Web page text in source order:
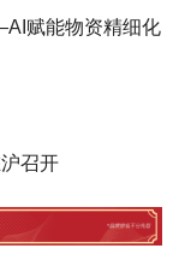
赋能物资精细化
召开